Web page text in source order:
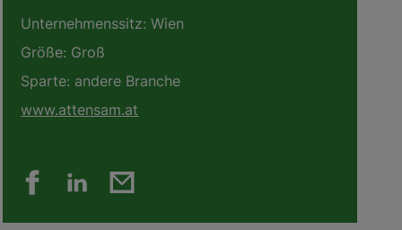
Unternehmenssitz: Wien
Größe: Groß
Sparte: andere Branche
www.attensam.at